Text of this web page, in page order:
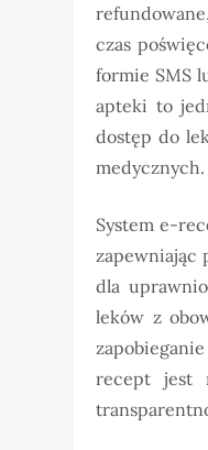
czas
formie SMS
apteki to
dostęp do
medycznych.
System e-
zapewniając
dla
leków z
recept jest